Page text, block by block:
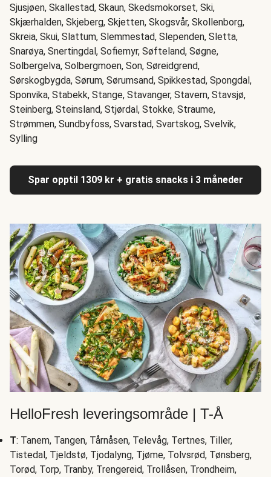
Sjusjøen, Skallestad, Skaun, Skedsmokorset, Ski,
Skjærhalden, Skjeberg, Skjetten, Skogsvår, Skollenborg,
Skreia, Skui, Slattum, Slemmestad, Slependen, Sletta,
Snarøya, Snertingdal, Sofiemyr, Søfteland, Søgne,
Solbergelva, Solbergmoen, Son, Søreidgrend,
Sørskogbygda, Sørum, Sørumsand, Spikkestad, Spongdal,
Sponvika, Stabekk, Stange, Stavanger, Stavern, Stavsjø,
Steinberg, Steinsland, Stjørdal, Stokke, Straume,
Strømmen, Sundbyfoss, Svarstad, Svartskog, Svelvik,
Sylling
Spar opptil 1309 kr + gratis snacks i 3 måneder
HelloFresh leveringsområde | T-Å
T: Tanem, Tangen, Tårnåsen, Televåg, Tertnes, Tiller,
Tistedal, Tjeldstø, Tjodalyng, Tjøme, Tolvsrød, Tønsberg,
Torød, Torp, Tranby, Trengereid, Trollåsen, Trondheim,